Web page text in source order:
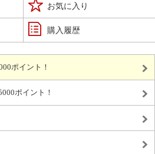
お気に入り
購入履歴
ポイント！
ポイント！